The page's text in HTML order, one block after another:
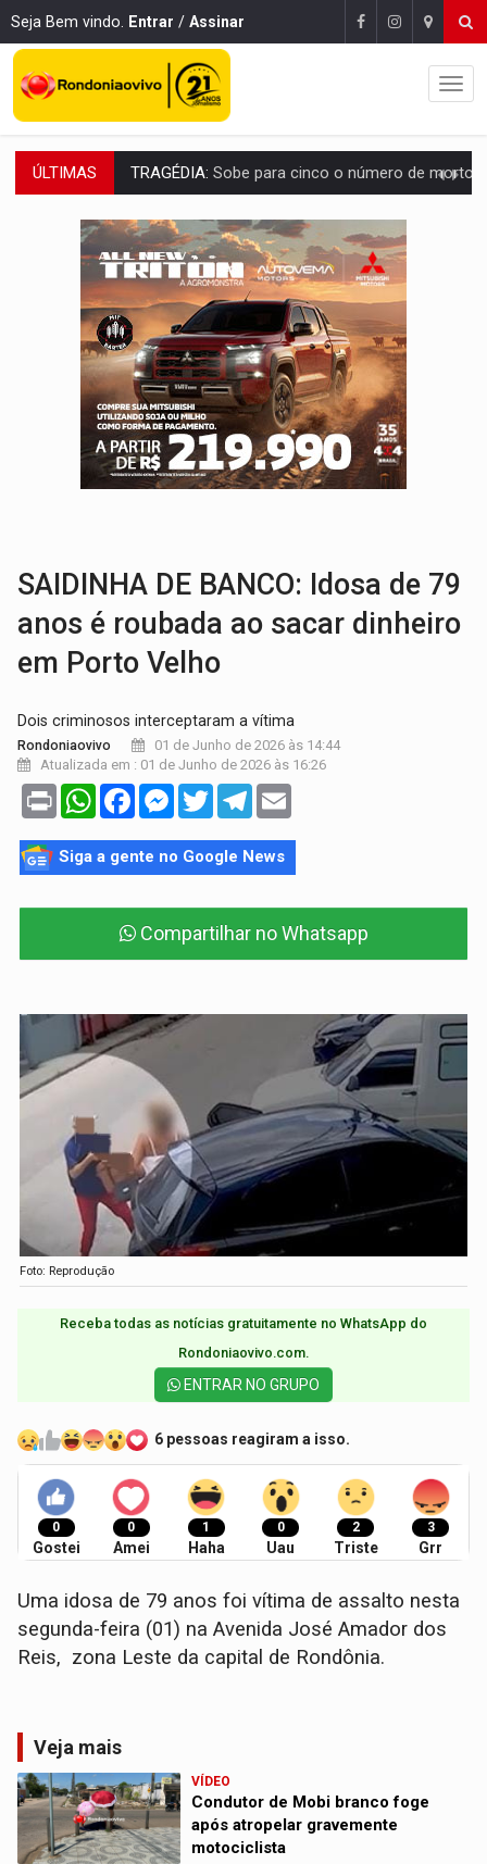
Seja Bem vindo. Entrar / Assinar
ÚLTIMAS TRANSPORTE DE ARROZ:MPF assegura cumprimento da legislação sobre transporte
DEEPFAKE:Sancionada lei contra violência sexual infantil na
COLEGIADO:Brasil e Rússia discutem energia nuclear, defesa e
URGENTE:Colisão entre caminhão e carro deixa quatro mortos e um em
ENCONTRO:Amazônia Negra ganha projeção nacional com participação de
PREVISÃO:Porto Velho tem chances de chuvas isoladas nesta
SINDICATOS UNIDOS:Assembleia Geral delibera greve da educação
PROCESSO SELETIVO:Rondoniaovivo abre oficina de Comunicação com
SAIDINHA DE BANCO: Idosa de 79
anos é roubada ao sacar dinheiro
em Porto Velho
Dois criminosos interceptaram a vítima
Rondoniaovivo
01 de Junho de 2026 às 14:44
Atualizada em : 01 de Junho de 2026 às 16:26
Print WhatsAppFacebookMessenger
TwitterTelegram
Siga a gente no Google News
Compartilhar no Whatsapp
Foto: Reprodução
Receba todas as notícias gratuitamente no WhatsApp do
Rondoniaovivo.com.​
ENTRAR NO GRUPO
6 pessoas reagiram a isso.
0
Gostei
0
Amei
1
Haha
0
Uau
2
Triste
3
Grr
Uma idosa de 79 anos foi vítima de assalto nesta
segunda-feira (01) na Avenida José Amador dos
Reis, zona Leste da capital de Rondônia.
Veja mais
VÍDEO
Condutor de Mobi branco foge
após atropelar gravemente
motociclista